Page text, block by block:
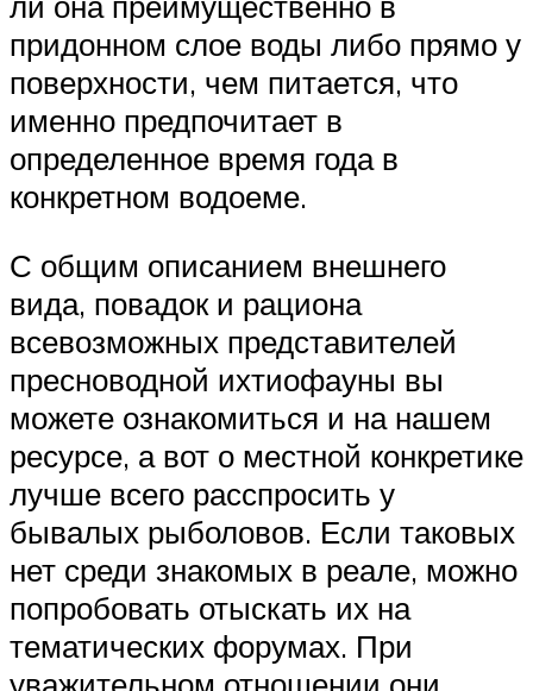
придонном слое воды либо прямо у
поверхности, чем питается, что
именно предпочитает в
определенное время года в
конкретном водоеме.
С общим описанием внешнего
вида, повадок и рациона
всевозможных представителей
пресноводной ихтиофауны вы
можете ознакомиться и на нашем
ресурсе, а вот о местной конкретике
лучше всего расспросить у
бывалых рыболовов. Если таковых
нет среди знакомых в реале, можно
попробовать отыскать их на
тематических форумах. При